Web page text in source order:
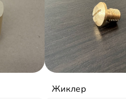
Жиклер